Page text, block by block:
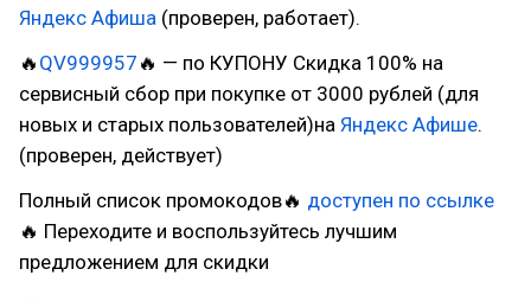
Яндекс Афиша (проверен, работает).
🔥 QV999957 🔥 — по КУПОНУ Скидка 100% на
сервисный сбор при покупке от 3000 рублей (для
новых и старых пользователей)на Яндекс Афише.
(проверен, действует)
Полный список промокодов🔥 доступен по ссылке
🔥 Переходите и воспользуйтесь лучшим
предложением для скидки